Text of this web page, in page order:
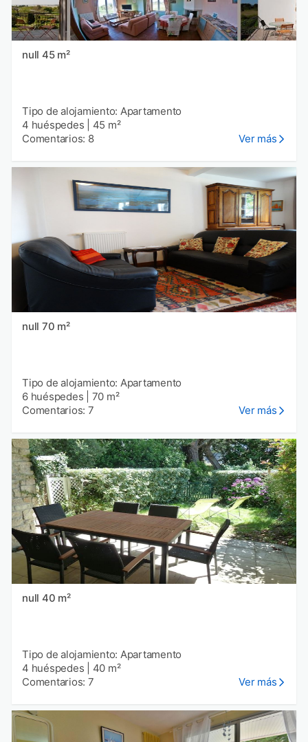
null 45 m²
Tipo de alojamiento: Apartamento
4 huéspedes
45 m²
Comentarios: 8
Ver más
null 70 m²
Tipo de alojamiento: Apartamento
6 huéspedes
70 m²
Comentarios: 7
Ver más
null 40 m²
Tipo de alojamiento: Apartamento
4 huéspedes
40 m²
Comentarios: 7
Ver más